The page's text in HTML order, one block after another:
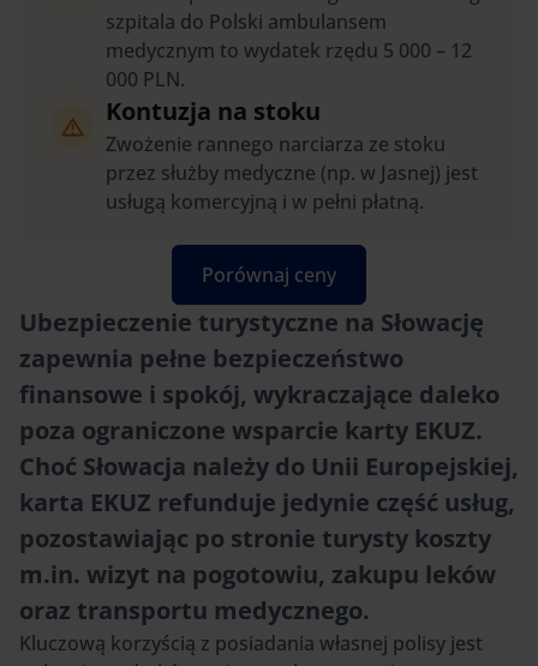
szpitala do Polski ambulansem
medycznym to wydatek rzędu 5 000 – 12
000 PLN.
Kontuzja na stoku
Zwożenie rannego narciarza ze stoku
przez służby medyczne (np. w Jasnej) jest
usługą komercyjną i w pełni płatną.
Porównaj ceny
Ubezpieczenie turystyczne na Słowację
zapewnia pełne bezpieczeństwo
finansowe i spokój, wykraczające daleko
poza ograniczone wsparcie karty EKUZ.
Choć Słowacja należy do Unii Europejskiej,
karta EKUZ refunduje jedynie część usług,
pozostawiając po stronie turysty koszty
m.in. wizyt na pogotowiu, zakupu leków
oraz transportu medycznego.
Kluczową korzyścią z posiadania własnej polisy jest